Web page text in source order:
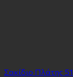
Σακίδιο Πλάτης